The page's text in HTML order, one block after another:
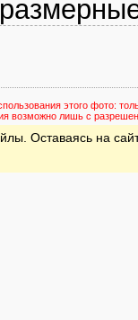
этого фото:
возможно лишь с
Оставаясь на